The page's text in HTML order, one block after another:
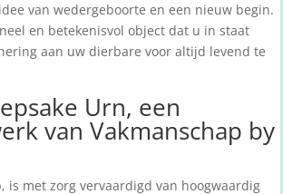
van wedergeboorte en een nieuw begin.
en betekenisvol object dat u in staat
aan uw dierbare voor altijd levend te
Urn, een
van Vakmanschap by
is met zorg vervaardigd van hoogwaardig